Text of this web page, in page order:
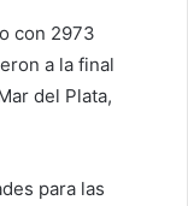
con 2973
a la final
del Plata,
para las